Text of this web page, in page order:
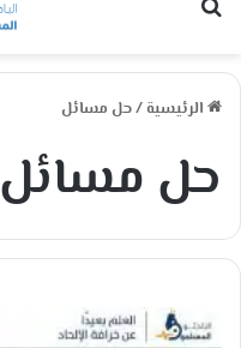
الرئيسية /حل مسائل
حل مسائل